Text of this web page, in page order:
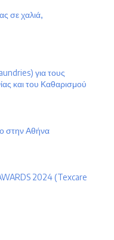
σε χαλιά,
για τους
και του Καθαρισμού
στην Αθήνα
2024 (Texcare